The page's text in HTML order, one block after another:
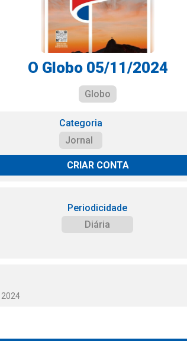
O Globo 05/11/2024
Globo
Categoria
Jornal
CRIAR CONTA
Periodicidade
Diária
2024